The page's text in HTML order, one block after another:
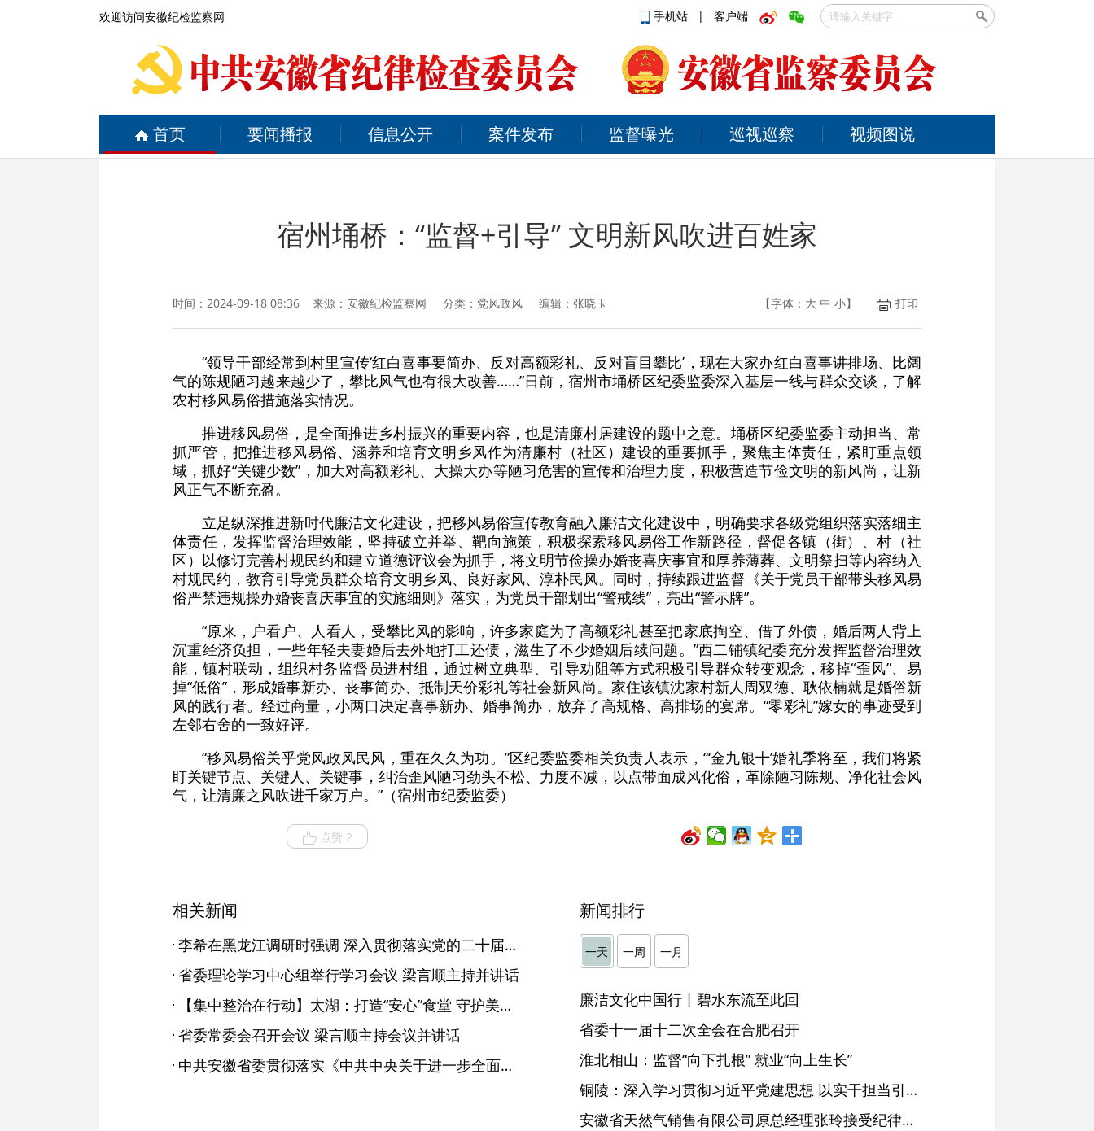
欢迎访问安徽纪检监察网 手机站 | 客户端
首页 要闻播报 信息公开 案件发布 监督曝光 巡视巡察 视频图说
宿州埇桥：“监督+引导” 文明新风吹进百姓家
时间：2024-09-18 08:36 来源： 安徽纪检监察网 分类：党风政风 编辑：张晓玉 【字体： 大 中 小】 打印
“领导干部经常到村里宣传‘红白喜事要简办、反对高额彩礼、反对盲目攀比’，现在大家办红白喜事讲排场、比阔
气的陈规陋习越来越少了，攀比风气也有很大改善……”日前，宿州市埇桥区纪委监委深入基层一线与群众交谈，了解
农村移风易俗措施落实情况。
推进移风易俗，是全面推进乡村振兴的重要内容，也是清廉村居建设的题中之意。埇桥区纪委监委主动担当、常
抓严管，把推进移风易俗、涵养和培育文明乡风作为清廉村（社区）建设的重要抓手，聚焦主体责任，紧盯重点领
域，抓好“关键少数”，加大对高额彩礼、大操大办等陋习危害的宣传和治理力度，积极营造节俭文明的新风尚，让新
风正气不断充盈。
立足纵深推进新时代廉洁文化建设，把移风易俗宣传教育融入廉洁文化建设中，明确要求各级党组织落实落细主
体责任，发挥监督治理效能，坚持破立并举、靶向施策，积极探索移风易俗工作新路径，督促各镇（街）、村（社
区）以修订完善村规民约和建立道德评议会为抓手，将文明节俭操办婚丧喜庆事宜和厚养薄葬、文明祭扫等内容纳入
村规民约，教育引导党员群众培育文明乡风、良好家风、淳朴民风。同时，持续跟进监督《关于党员干部带头移风易
俗严禁违规操办婚丧喜庆事宜的实施细则》落实，为党员干部划出“警戒线”，亮出“警示牌”。
“原来，户看户、人看人，受攀比风的影响，许多家庭为了高额彩礼甚至把家底掏空、借了外债，婚后两人背上
沉重经济负担，一些年轻夫妻婚后去外地打工还债，滋生了不少婚姻后续问题。”西二铺镇纪委充分发挥监督治理效
能，镇村联动，组织村务监督员进村组，通过树立典型、引导劝阻等方式积极引导群众转变观念，移掉“歪风”、易
掉“低俗”，形成婚事新办、丧事简办、抵制天价彩礼等社会新风尚。家住该镇沈家村新人周双德、耿依楠就是婚俗新
风的践行者。经过商量，小两口决定喜事新办、婚事简办，放弃了高规格、高排场的宴席。“零彩礼”嫁女的事迹受到
左邻右舍的一致好评。
“移风易俗关乎党风政风民风，重在久久为功。”区纪委监委相关负责人表示，“‘金九银十’婚礼季将至，我们将紧
盯关键节点、关键人、关键事，纠治歪风陋习劲头不松、力度不减，以点带面成风化俗，革除陋习陈规、净化社会风
气，让清廉之风吹进千家万户。”（宿州市纪委监委）
点赞 2
相关新闻
李希在黑龙江调研时强调 深入贯彻落实党的二十届三中全会精神 充分发挥全面从严治党政治引领和政治保障作用
省委理论学习中心组举行学习会议 梁言顺主持并讲话
【集中整治在行动】太湖：打造“安心”食堂 守护美好“食”光
省委常委会召开会议 梁言顺主持会议并讲话
中共安徽省委贯彻落实《中共中央关于进一步全面深化改革、推进中国式现代化的决定》的意见
新闻排行
一天 一周 一月
廉洁文化中国行丨碧水东流至此回
省委十一届十二次全会在合肥召开
淮北相山：监督“向下扎根” 就业“向上生长”
铜陵：深入学习贯彻习近平党建思想 以实干担当引领纪检监察工作高质量发展
安徽省天然气销售有限公司原总经理张玲接受纪律审查和监察调查